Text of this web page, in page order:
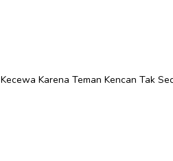
Kecewa Karena Teman Kencan Tak